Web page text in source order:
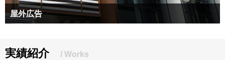
屋外広告
実績紹介 / Works